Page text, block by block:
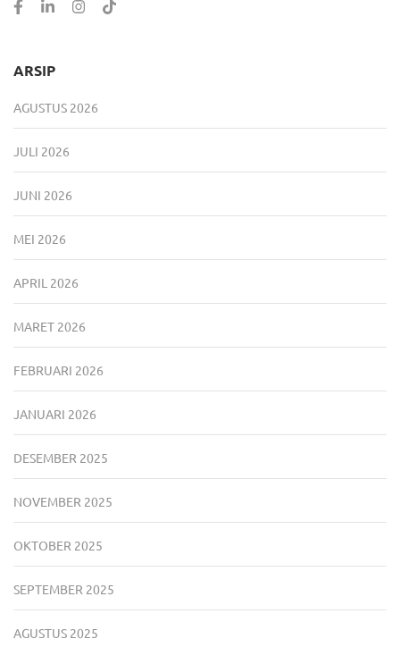
ARSIP
AGUSTUS 2026
JULI 2026
JUNI 2026
MEI 2026
APRIL 2026
MARET 2026
FEBRUARI 2026
JANUARI 2026
DESEMBER 2025
NOVEMBER 2025
OKTOBER 2025
SEPTEMBER 2025
AGUSTUS 2025